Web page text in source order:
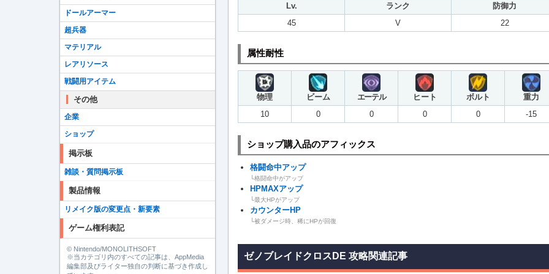
Lv. ランク
防御力
45
V 22
属性耐性
物理 ビーム エーテル ヒート ボルト
重力
10
0 0 0 0 -15
ショップ購入品のアフィックス
格闘命中アップ
└格闘命中がアップ
HPMAXアップ
└最大HPがアップ
カウンターHP
└被ダメージ時、稀にHPが回復
ゼノブレイドクロスDE 攻略関連記事
ドールアーマー
超兵器
マテリアル
レアリソース
戦闘用アイテム
その他
企業
ショップ
掲示板
雑談・質問掲示板
製品情報
リメイク版の変更点・新要素
ゲーム権利表記
© Nintendo/MONOLITHSOFT
※当カテゴリ内のすべての記事は、AppMedia
編集部及びライター独自の判断に基づき作成し